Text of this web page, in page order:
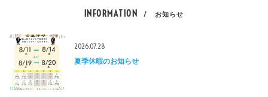
INFORMATION / お知らせ
2026.07.28
夏季休暇のお知らせ